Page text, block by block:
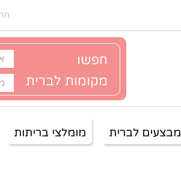
חפשו
מקומות לברית
מבצעים לברית מומלצי בריתות